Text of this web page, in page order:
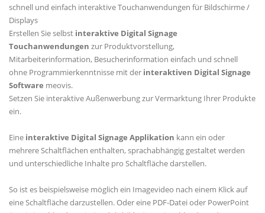
schnell und einfach interaktive Touchanwendungen für Bildschirme /
Displays
Erstellen Sie selbst interaktive Digital Signage
Touchanwendungen zur Produktvorstellung,
Mitarbeiterinformation, Besucherinformation einfach und schnell
ohne Programmierkenntnisse mit der interaktiven Digital Signage
Software meovis.
Setzen Sie interaktive Außenwerbung zur Vermarktung Ihrer Produkte
ein.
Eine interaktive Digital Signage Applikation kann ein oder
mehrere Schaltflächen enthalten, sprachabhängig gestaltet werden
und unterschiedliche Inhalte pro Schaltfläche darstellen.
So ist es beispielsweise möglich ein Imagevideo nach einem Klick auf
eine Schaltfläche darzustellen. Oder eine PDF-Datei oder PowerPoint